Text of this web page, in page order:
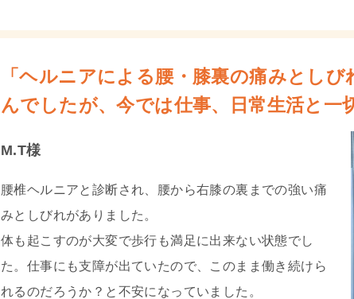
「ヘルニアによる腰・膝裏の痛みとし
んでしたが、今では仕事、日常生活と一
M.T様
腰椎ヘルニアと診断され、腰から右膝の裏までの強い痛
みとしびれがありました。
体も起こすのが大変で歩行も満足に出来ない状態でし
た。仕事にも支障が出ていたので、このまま働き続けら
れるのだろうか？と不安になっていました。